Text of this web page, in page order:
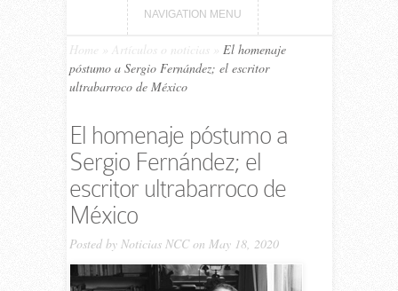
NAVIGATION MENU
Home Artículos o noticias
El homenaje
póstumo a Sergio Fernández; el escritor
ultrabarroco de México
El homenaje póstumo a
Sergio Fernández; el
escritor ultrabarroco de
México
Posted by Noticias NCCon May 18, 2020